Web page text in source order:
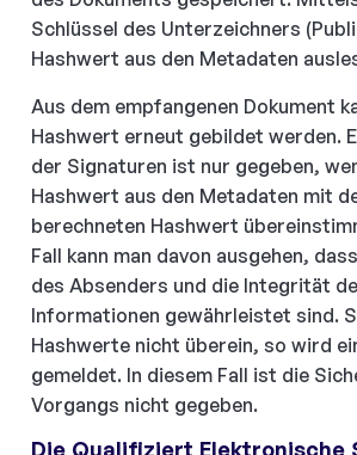
Schlüssel des Unterzeichners
Hashwert aus den Metadaten
Aus dem empfangenen Dokument
Hashwert erneut gebildet werden.
der Signaturen ist nur gegeben,
Hashwert aus den Metadaten mit
berechneten Hashwert
Fall kann man davon ausgehen,
des Absenders und die Integrität
Informationen gewährleistet sind.
Hashwerte nicht überein, so wird
gemeldet. In diesem Fall ist die
Vorgangs nicht gegeben.
Die Qualifiziert Elektronische